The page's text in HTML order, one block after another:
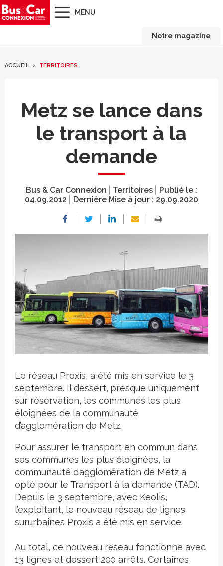
MENU
Notre magazine
ACCUEIL TERRITOIRES
Metz se lance dans
le transport à la
demande
Bus & Car Connexion Territoires
Publié le :
04.09.2012
Dernière Mise à jour : 29.09.2020
Crédit photo
Le réseau Proxis, a été mis en service le 3
septembre. Il dessert, presque uniquement
sur réservation, les communes les plus
éloignées de la communauté
d’agglomération de Metz.
Pour assurer le transport en commun dans
ses communes les plus éloignées, la
communauté d’agglomération de Metz a
opté pour le Transport à la demande (TAD).
Depuis le 3 septembre, avec Keolis,
l’exploitant, le nouveau réseau de lignes
sururbaines Proxis a été mis en service.
Au total, ce nouveau réseau fonctionne avec
13 lignes et dessert 200 arrêts. Certaines